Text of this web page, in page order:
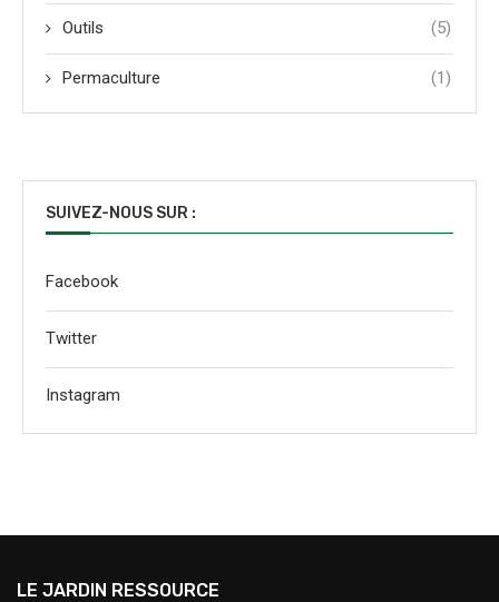
Outils (5)
Permaculture (1)
SUIVEZ-NOUS SUR :
Facebook
Twitter
Instagram
LE JARDIN RESSOURCE